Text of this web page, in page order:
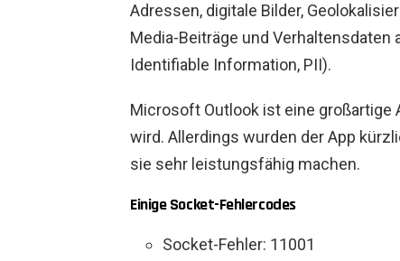
Adressen, digitale Bilder,
Media-Beiträge und Verhaltensdaten
Identifiable Information, PII).
Microsoft Outlook ist eine großartige
wird. Allerdings wurden der App
sie sehr leistungsfähig machen.
Einige Socket-Fehlercodes
Socket-Fehler: 11001